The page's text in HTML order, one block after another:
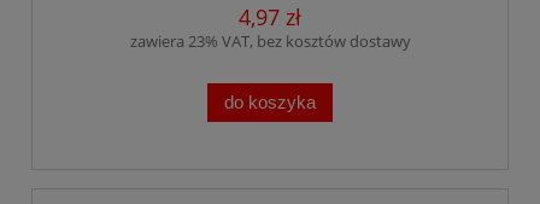
4,97 zł
zawiera 23% VAT, bez kosztów dostawy
do koszyka